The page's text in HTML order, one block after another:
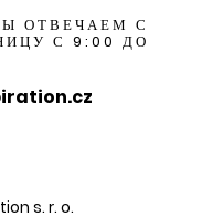
ОТВЕЧАЕМ С
С 9:00 ДО
s. r. o.